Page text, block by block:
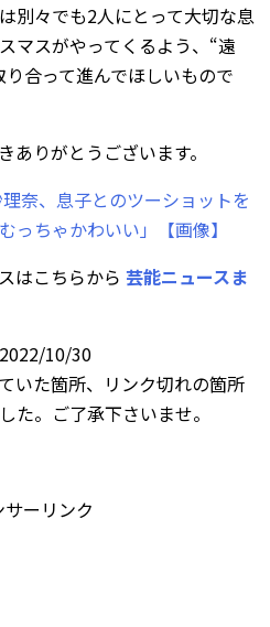
別々でも2人にとって大切な息
マスがやってくるよう、“遠
合って進んでほしいもので
りがとうございます。
奈、息子とのツーショットを
っちゃかわいい」【画像】
はこちらから 芸能ニュースま
10/30
いた箇所、リンク切れの箇所
た。ご了承下さいませ。
サーリンク